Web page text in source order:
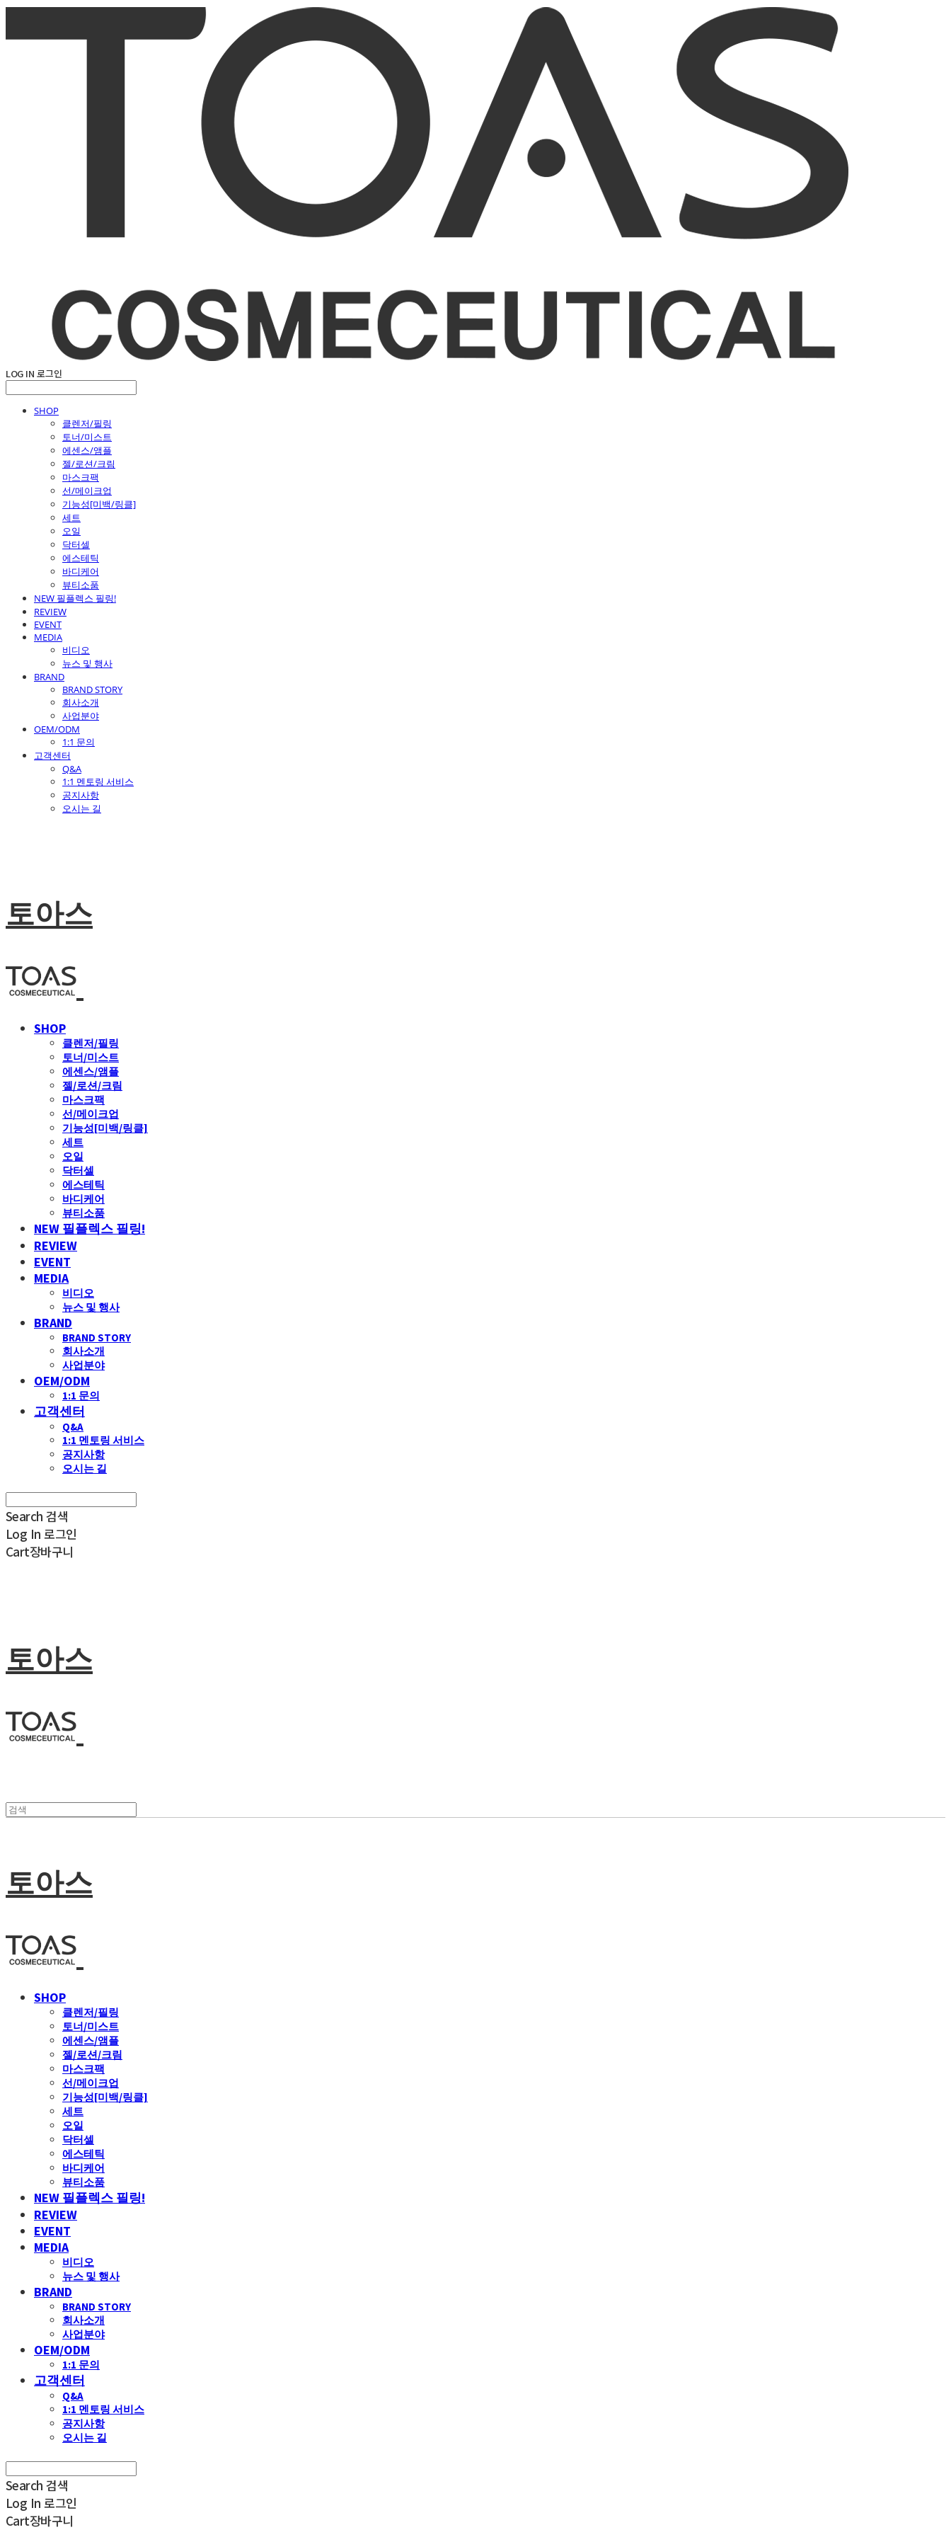
LOG IN 로그인
SHOP
클렌저/필링
토너/미스트
에센스/앰플
젤/로션/크림
마스크팩
선/메이크업
기능성[미백/링클]
세트
오일
닥터셀
에스테틱
바디케어
뷰티소품
NEW 필플렉스 필링!
REVIEW
EVENT
MEDIA
비디오
뉴스 및 행사
BRAND
BRAND STORY
회사소개
사업분야
OEM/ODM
1:1 문의
고객센터
Q&A
1:1 멘토링 서비스
공지사항
오시는 길
토아스
SHOP
클렌저/필링
토너/미스트
에센스/앰플
젤/로션/크림
마스크팩
선/메이크업
기능성[미백/링클]
세트
오일
닥터셀
에스테틱
바디케어
뷰티소품
NEW 필플렉스 필링!
REVIEW
EVENT
MEDIA
비디오
뉴스 및 행사
BRAND
BRAND STORY
회사소개
사업분야
OEM/ODM
1:1 문의
고객센터
Q&A
1:1 멘토링 서비스
공지사항
오시는 길
Search 검색
Log In 로그인
Cart장바구니
토아스
토아스
SHOP
클렌저/필링
토너/미스트
에센스/앰플
젤/로션/크림
마스크팩
선/메이크업
기능성[미백/링클]
세트
오일
닥터셀
에스테틱
바디케어
뷰티소품
NEW 필플렉스 필링!
REVIEW
EVENT
MEDIA
비디오
뉴스 및 행사
BRAND
BRAND STORY
회사소개
사업분야
OEM/ODM
1:1 문의
고객센터
Q&A
1:1 멘토링 서비스
공지사항
오시는 길
Search 검색
Log In 로그인
Cart장바구니